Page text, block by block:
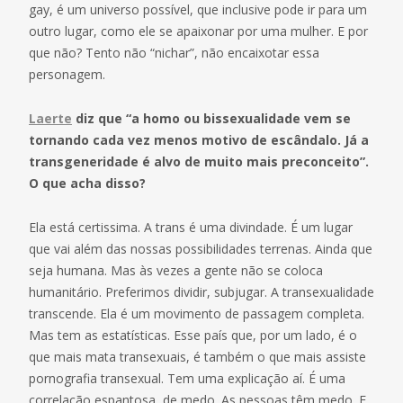
gay, é um universo possível, que inclusive pode ir para um
outro lugar, como ele se apaixonar por uma mulher. E por
que não? Tento não “nichar”, não encaixotar essa
personagem.
Laerte diz que “a homo ou bissexualidade vem se
tornando cada vez menos motivo de escândalo. Já a
transgeneridade é alvo de muito mais preconceito”.
O que acha disso?
Ela está certissima. A trans é uma divindade. É um lugar
que vai além das nossas possibilidades terrenas. Ainda que
seja humana. Mas às vezes a gente não se coloca
humanitário. Preferimos dividir, subjugar. A transexualidade
transcende. Ela é um movimento de passagem completa.
Mas tem as estatísticas. Esse país que, por um lado, é o
que mais mata transexuais, é também o que mais assiste
pornografia transexual. Tem uma explicação aí. É uma